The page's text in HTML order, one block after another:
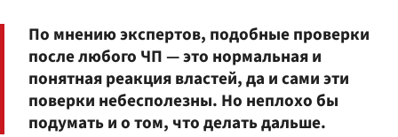
По мнению экспертов, подобные проверки
после любого ЧП — это нормальная и
понятная реакция властей, да и сами эти
поверки небесполезны. Но неплохо бы
подумать и о том, что делать дальше.